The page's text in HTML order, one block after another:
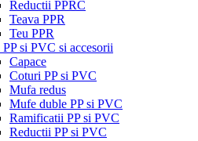
Reductii PPRC
Teava PPR
Teu PPR
si PVC si accesorii
Capace
Coturi PP si PVC
Mufa redus
Mufe duble PP si PVC
Ramificatii PP si PVC
Reductii PP si PVC